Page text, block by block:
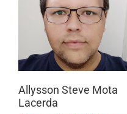
Allysson Steve Mota
Lacerda